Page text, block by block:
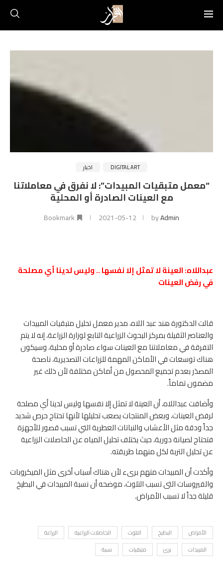
DIGITAL ART اخبار
“معمل متبقيات المبيدات”: لا نفرق في معاملاتنا
مع العينات الصادرة أو المحلية
byAdmin
2021-05-12
Bookmark
عبداللاه: العينة لا تمثل إلا نفسها .. وليس لدينا أي مصلحة
في رفض العينات
قالت الدكتورة هند عبد اللاه، مدير معمل تحليل متبقيات المبيدات
والعناصر الثقيلة بمركز البحوث الزراعية التابع لوزارة الزراعة، إنه لا يتم
التفرقة في معاملاتنا مع العينات سواء صادرة أو محلية، وسيكون
هناك توسعات في الأماكن المهمة للزراعات التصديرية، ناصحة
المصدَر بعدم تجميع المحصول من أماكن مختلفة لأن ذلك غير
مضمون تماماً.
وأضافت عبداللاه، أن العينة لا تمثل إلا نفسها وليس لدينا أي مصلحة
لرفض العينات، وبعض المنتجات يصعب تحليلها لأنها تحتاج حرص شديد
جداً ودقة مثل الأعشاب والنباتات العطرية التي تسبب قصور للأجهزة
فتحتاج لصيانة دورية، حيث يختلف تحليل المياه عن الحاصلات الزراعية
عن تحليل التربة لكل منهما طريقته.
وأكدت أن المبيدات متهم برىء لأن هناك أسباب أخرى مثل الميكروبات
والفيروسات التى تسبب التلوث، موضحه أن نسبة المبيدات في البطيخ
قليلة جداً لا تسبب الأمراض.
الأمراض البطيخ التلوث الحاصلات الزراعية
الزراعة
المبيدات
برئ متبقيات نسبة